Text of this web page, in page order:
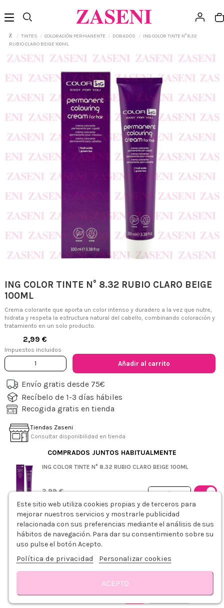
TINTES COLORACIÓN PERMANENTE DORADOS
ING COLOR TINTE N° 8.32
RUBIO CLARO BEIGE 100ML
ING COLOR TINTE N° 8.32 RUBIO CLARO BEIGE
100ML
Crema colorante que aporta un color intenso y duradero a la vez que nutre,
hidrata y respeta la estructura natural del cabello, combinando coloración y
tratamiento en un solo producto.
2,99 €
Impuestos incluidos
Añadir al carrito
Envío gratis desde 75€
Recíbelo de 1-3 días hábiles
Recogida gratis en tienda
Tiendas Zaseni
Consultar disponibilidad en tienda
COMPRADOS JUNTOS HABITUALMENTE
ING COLOR TINTE N° 8.32 RUBIO CLARO BEIGE 100ML
2,99 €
+
ING COLOR OXIDANTE 20VOL. 6% 1000ML
3,79 €
PLASTICAPS PEINADOR DESECHABLE AZUL 5UDS
0,75 €
Este sitio web utiliza cookies propias y de terceros para
mejorar nuestros servicios y mostrarle publicidad
relacionada con sus preferencias mediante el análisis de sus
hábitos de navegación. Para dar su consentimiento sobre su
uso pulse el botón Acepto.
Política de privacidad Personalizar cookies
ACEPTO